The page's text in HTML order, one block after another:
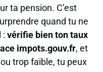
ta pension. C’est
quand tu ne
: vérifie bien ton taux
impots.gouv.fr, et
trop faible, tu peux